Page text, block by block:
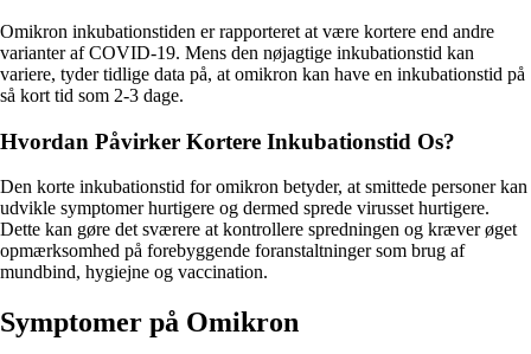
Omikron inkubationstiden er rapporteret at være kortere end andre
varianter af COVID-19. Mens den nøjagtige inkubationstid kan
variere, tyder tidlige data på, at omikron kan have en inkubationstid på
så kort tid som 2-3 dage.
Hvordan Påvirker Kortere Inkubationstid Os?
Den korte inkubationstid for omikron betyder, at smittede personer kan
udvikle symptomer hurtigere og dermed sprede virusset hurtigere.
Dette kan gøre det sværere at kontrollere spredningen og kræver øget
opmærksomhed på forebyggende foranstaltninger som brug af
mundbind, hygiejne og vaccination.
Symptomer på Omikron